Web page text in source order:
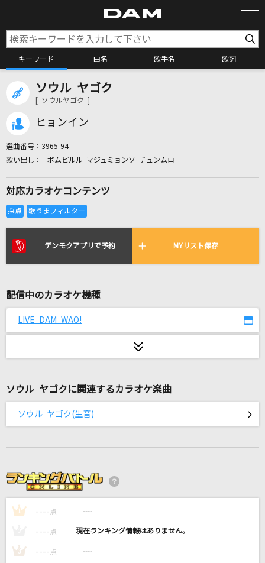
キーワード 曲名 歌手名 歌詞
カラオケ検索
リアルタイムで歌われている曲の一覧
花の塔
JAP
ファタール
GEMN
[生音]ブルーアンバー
アイドルライフエクストラパック
iLiFE!
KinKi Kids
ソウル ヤゴク
[ ソウルヤゴク ]
ヒョンイン
選曲番号： 3965-94
ポムピルル マジュミョンソ チュンムロ
対応カラオケコンテンツ
デンモクアプリで予約 MYリスト保存
配信中のカラオケ機種
LIVE DAM WAO!
ソウル ヤゴクに関連するカラオケ楽曲
ソウル ヤゴク(生音)
1 ---- 点 ----
---- 点 ----
3 ---- 点 ----